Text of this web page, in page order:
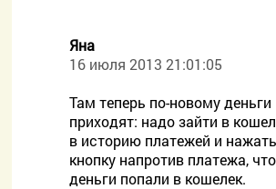
Яна
16 июля 2013 21:01:05
Там теперь по-новому деньги
приходят: надо зайти в
в историю платежей и нажать
кнопку напротив платежа,
деньги попали в кошелек.